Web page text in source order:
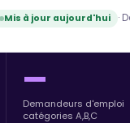
Mis à jour aujourd'hui ·
—
Demandeurs d'emploi
catégories A,B,C